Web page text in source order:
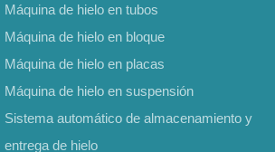
Máquina de hielo en tubos
Máquina de hielo en bloque
Máquina de hielo en placas
Máquina de hielo en suspensión
Sistema automático de almacenamiento y
entrega de hielo